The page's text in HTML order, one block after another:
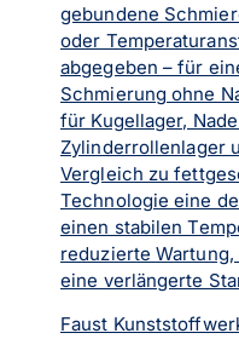
gebundene
oder
abgegeben – für
Schmierung ohne
für Kugellager,
Zylinderrollenlager
Vergleich zu
Technologie eine
einen stabilen
reduzierte
eine verlängerte
Faust